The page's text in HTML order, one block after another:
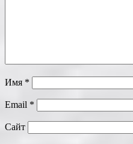
Имя *
Email *
Сайт